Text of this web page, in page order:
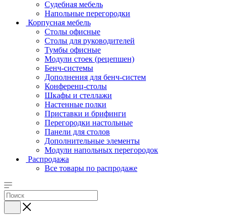
Судебная мебель
Напольные перегородки
Корпусная мебель
Столы офисные
Столы для руководителей
Тумбы офисные
Модули стоек (рецепшен)
Бенч-системы
Дополнения для бенч-систем
Конференц-столы
Шкафы и стеллажи
Настенные полки
Приставки и брифинги
Перегородки настольные
Панели для столов
Дополнительные элементы
Модули напольных перегородок
Распродажа
Все товары по распродаже